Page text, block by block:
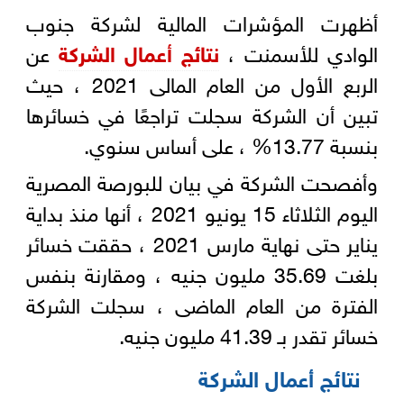
أظهرت المؤشرات المالية لشركة جنوب
الوادي للأسمنت ، نتائج أعمال الشركة عن
الربع الأول من العام المالى 2021 ، حيث
تبين أن الشركة سجلت تراجعًا في خسائرها
بنسبة 13.77% ، على أساس سنوي.
وأفصحت الشركة في بيان للبورصة المصرية
اليوم الثلاثاء 15 يونيو 2021 ، أنها منذ بداية
يناير حتى نهاية مارس 2021 ، حققت خسائر
بلغت 35.69 مليون جنيه ، ومقارنة بنفس
الفترة من العام الماضى ، سجلت الشركة
خسائر تقدر بـ 41.39 مليون جنيه.
نتائج أعمال الشركة